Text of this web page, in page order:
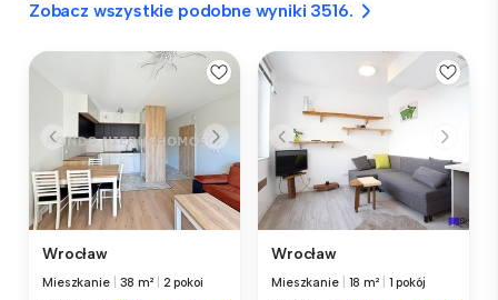
Zobacz wszystkie podobne wyniki 3516.
Wrocław
Mieszkanie 38 m² 2 pokoi
Wrocław
Mieszkanie 18 m² 1 pokój